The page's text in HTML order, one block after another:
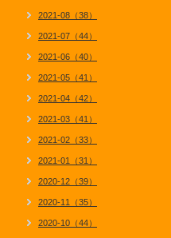
2021-08（38）
2021-07（44）
2021-06（40）
2021-05（41）
2021-04（42）
2021-03（41）
2021-02（33）
2021-01（31）
2020-12（39）
2020-11（35）
2020-10（44）